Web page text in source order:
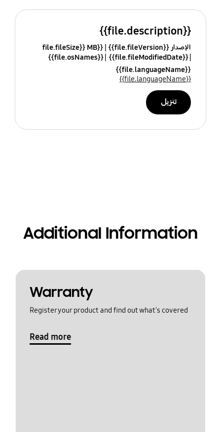
{{file.description}}
الإصدار {{file.fileVersion}}
{{file.fileSize}} MB
{{file.fileModifiedDate}}
{{file.osNames}}
{{file.languageName}}
{{file.languageName}}
تنزيل
Additional Information
Warranty
Register your product and find out what's covered
Read more